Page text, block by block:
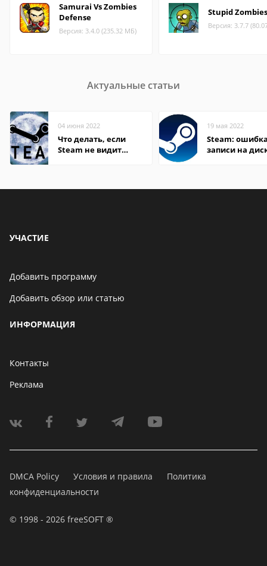
Samurai Vs Zombies
Defense
Версия: 3.4.0 (235.32 МБ)
Stupid Zombies
Версия: 3.7.7
Актуальные статьи
04 июня 2022
Что делать, если
Steam не видит
19 мая 2022
Steam:
записи на
УЧАСТИЕ
Добавить программу
Добавить обзор или статью
ИНФОРМАЦИЯ
Контакты
Реклама
DMCA Policy Условия и правила
Политика
конфиденциальности
© 1998 - 2026 freeSOFT ®